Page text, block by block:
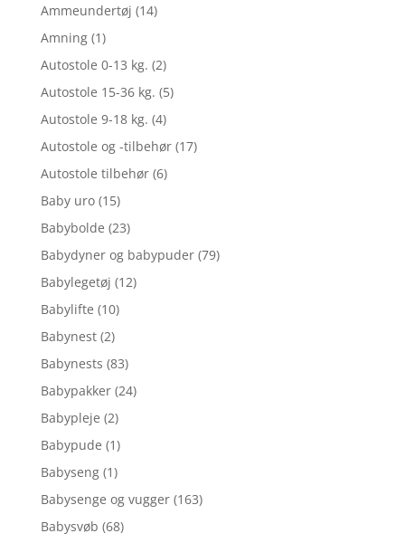
Ammeundertøj (14)
Amning (1)
Autostole 0-13 kg. (2)
Autostole 15-36 kg. (5)
Autostole 9-18 kg. (4)
Autostole og -tilbehør (17)
Autostole tilbehør (6)
Baby uro (15)
Babybolde (23)
Babydyner og babypuder (79)
Babylegetøj (12)
Babylifte (10)
Babynest (2)
Babynests (83)
Babypakker (24)
Babypleje (2)
Babypude (1)
Babyseng (1)
Babysenge og vugger (163)
Babysvøb (68)